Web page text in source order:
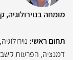
מומחה בנוירולוגיה,
תחום ראשי: נוירולוגיה,
דמנציה, הפרעות קשב